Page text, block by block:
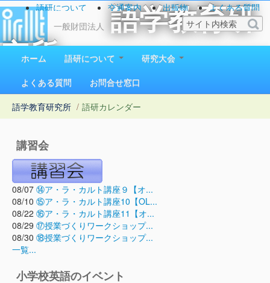
一般財団法人
語学教育研
究所
1923（大正12）年創立
語研について 交通案内 出版物
よくある質問
お問い合わせ
ホーム 語研について
研究大会
よくある質問
お問合せ窓口
語学教育研究所 / 語研カレンダー
講習会
08/07 ⑭ア・ラ・カルト講座９【オ...
08/10 ⑮ア・ラ・カルト講座10【OL...
08/22 ⑯ア・ラ・カルト講座11【オ...
08/29 ⑰授業づくりワークショップ...
08/30 ⑱授業づくりワークショップ...
一覧...
小学校英語のイベント